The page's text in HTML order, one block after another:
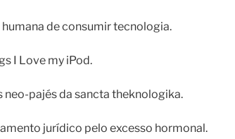
humana de consumir tecnologia.
I Love my iPod.
neo-pajés da sancta theknologika.
jurídico pelo excesso hormonal.